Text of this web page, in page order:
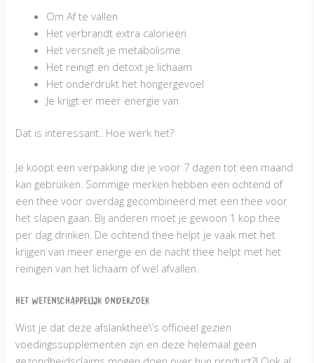
Om Af te vallen
Het verbrandt extra calorieën
Het versnelt je metabolisme
Het reinigt en detoxt je lichaam
Het onderdrukt het hongergevoel
Je krijgt er meer energie van
Dat is interessant.. Hoe werk het?
Je koopt een verpakking die je voor 7 dagen tot een maand
kan gebruiken. Sommige merken hebben een ochtend of
een thee voor overdag gecombineerd met een thee voor
het slapen gaan. Bij anderen moet je gewoon 1 kop thee
per dag drinken. De ochtend thee helpt je vaak met het
krijgen van meer energie en de nacht thee helpt met het
reinigen van het lichaam of wel afvallen.
Het wetenschappelijk onderzoek
Wist je dat deze afslankthee\’s officieel gezien
voedingssupplementen zijn en deze helemaal geen